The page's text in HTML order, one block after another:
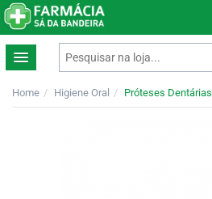
Home Higiene Oral Próteses Dentárias